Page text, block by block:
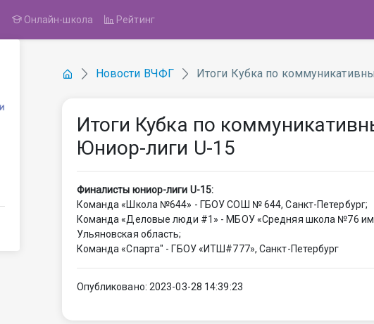
Онлайн-школа Рейтинг
Новости ВЧФГ Итоги Кубка по
Итоги Кубка по
Юниор-лиги U-15
Финалисты юниор-лиги U-15:
Команда «Школа №644» - ГБОУ СОШ № 644, Санкт-Петербург;
Команда «Деловые люди #1» - МБОУ «Средняя школа №76
Ульяновская область;
Команда «Спарта" - ГБОУ «ИТШ#777», Санкт-Петербург
Опубликовано: 2023-03-28 14:39:23